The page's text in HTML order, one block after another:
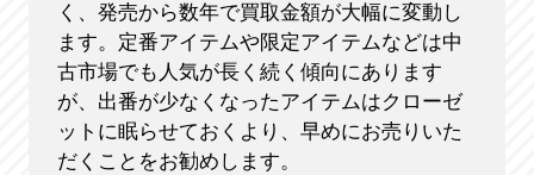
く、発売から数年で買取金額が大幅に変動し
ます。定番アイテムや限定アイテムなどは中
古市場でも人気が長く続く傾向にあります
が、出番が少なくなったアイテムはクローゼ
ットに眠らせておくより、早めにお売りいた
だくことをお勧めします。